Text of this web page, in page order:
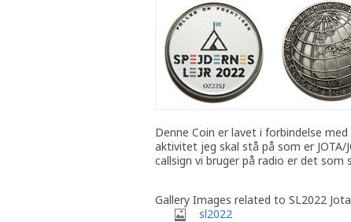
Denne Coin er lavet i forbindelse
aktivitet jeg skal stå på som er
callsign vi bruger på radio er det som
Gallery Images related to SL2022 Jota
sl2022